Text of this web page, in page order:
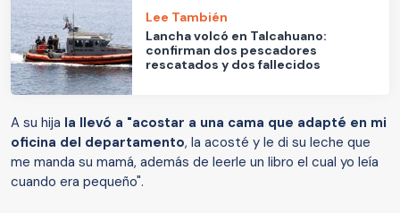
Lee También
Lancha volcó en Talcahuano:
confirman dos pescadores
rescatados y dos fallecidos
A su hija la llevó a "acostar a una cama que adapté en mi
oficina del departamento, la acosté y le di su leche que
me manda su mamá, además de leerle un libro el cual yo leía
cuando era pequeño".